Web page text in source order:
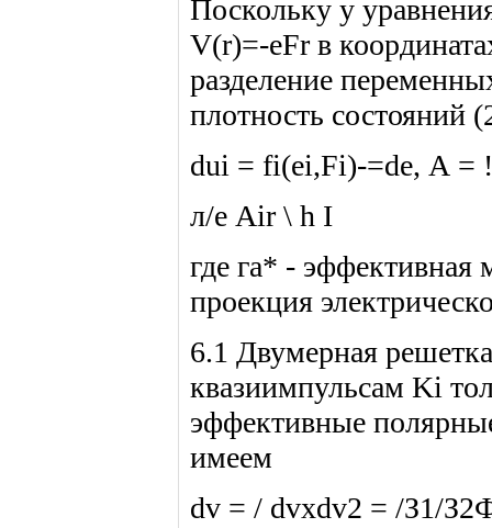
Поскольку у
V(r)=-eFr в
разделение
плотность состояний
dui = fi(ei,Fi)-=de, А
л/е Air \ h I
где га* - эффективная
проекция
6.1 Двумерная
квазиимпульсам Ki
эффективные
имеем
dv = / dvxdv2 = /З1/